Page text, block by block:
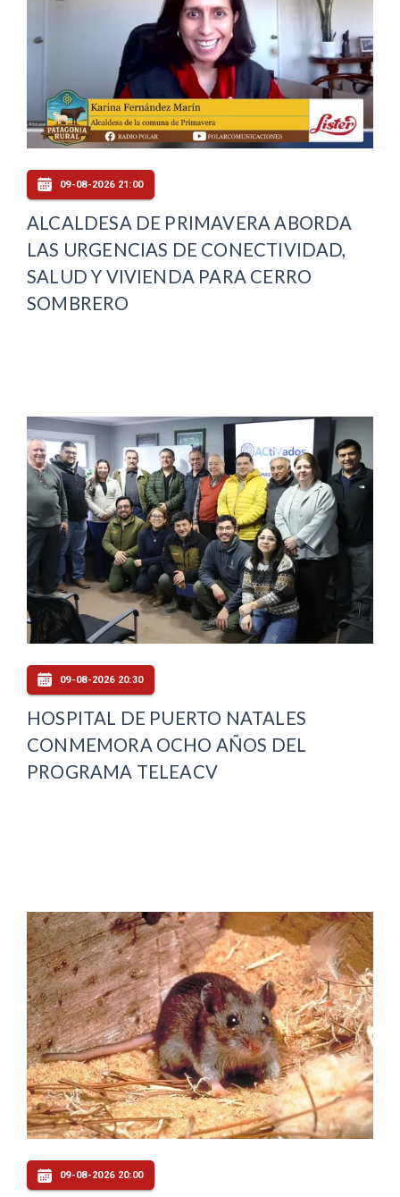
09-08-2026 21:00
ALCALDESA DE PRIMAVERA ABORDA
LAS URGENCIAS DE CONECTIVIDAD,
SALUD Y VIVIENDA PARA CERRO
SOMBRERO
09-08-2026 20:30
HOSPITAL DE PUERTO NATALES
CONMEMORA OCHO AÑOS DEL
PROGRAMA TELEACV
09-08-2026 20:00